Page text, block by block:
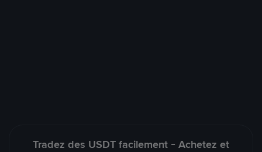
Tradez des USDT facilement - Achetez et